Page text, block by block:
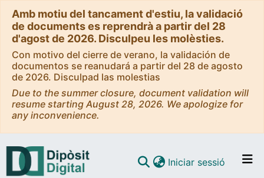
Amb motiu del tancament d'estiu, la validació
de documents es reprendrà a partir del 28
d'agost de 2026. Disculpeu les molèsties.
Con motivo del cierre de verano, la validación de
documentos se reanudará a partir del 28 de agosto
de 2026. Disculpad las molestias
Due to the summer closure, document validation will
resume starting August 28, 2026. We apologize for
any inconvenience.
Iniciar sessió (current)